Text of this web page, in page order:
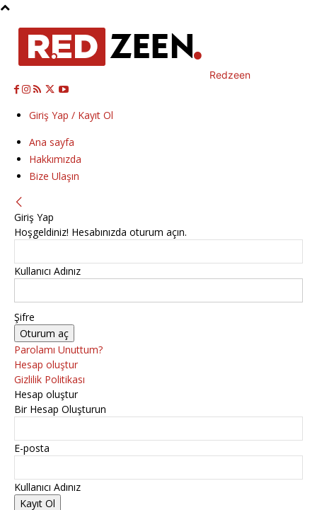
Redzeen
Giriş Yap / Kayıt Ol
Ana sayfa
Hakkımızda
Bize Ulaşın
Giriş Yap
Hoşgeldiniz! Hesabınızda oturum açın.
Kullanıcı Adınız
Şifre
Parolamı Unuttum?
Hesap oluştur
Gizlilik Politikası
Hesap oluştur
Bir Hesap Oluşturun
E-posta
Kullanıcı Adınız